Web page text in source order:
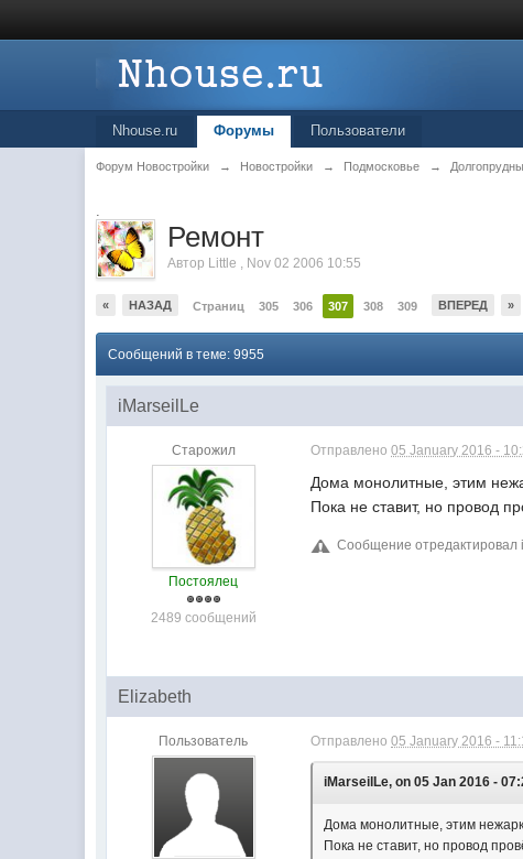
Nhouse.ru Форумы Пользователи
Форум Новостройки → Новостройки → Подмосковье →
.
Ремонт
Автор Little , Nov 02 2006 10:55
« НАЗАД Страниц 305 306 307 308 309 ВПЕРЕД »
Сообщений в теме: 9955
iMarseilLe
Старожил
Постоялец
2489 сообщений
Отправлено05 January 2016 -
Дома монолитные, этим
Пока не ставит, но провод
Сообщение отредактировал
Elizabeth
Пользователь Отправлено05 January 2016 -
iMarseilLe, on 05 Jan 2016 -
Дома монолитные, этим
Пока не ставит, но провод